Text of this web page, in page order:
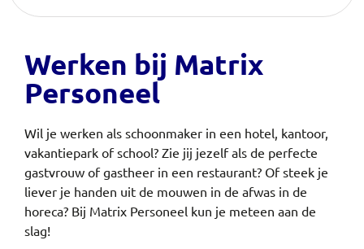
Werken bij Matrix
Personeel
Wil je werken als schoonmaker in een hotel, kantoor,
vakantiepark of school? Zie jij jezelf als de perfecte
gastvrouw of gastheer in een restaurant? Of steek je
liever je handen uit de mouwen in de afwas in de
horeca? Bij Matrix Personeel kun je meteen aan de
slag!